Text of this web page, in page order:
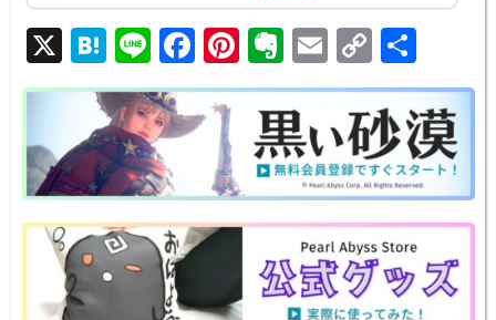
はRTX 3070 Tiであった。かつてローエンドを買った直後にSKYRIMが出て痛
い目に遭ったので、その後はだいたい80番台近くのGeForceを選ぶユーザー
として慎ましく暮らしていた。&nb...
X H
at
e
n
a
Li
n
e
F
a
c
b
o
o
k
Pi
nt
er
e
st
E
v
er
n
ot
e
E
m
ail
C
o
p
y
Li
n
k
有